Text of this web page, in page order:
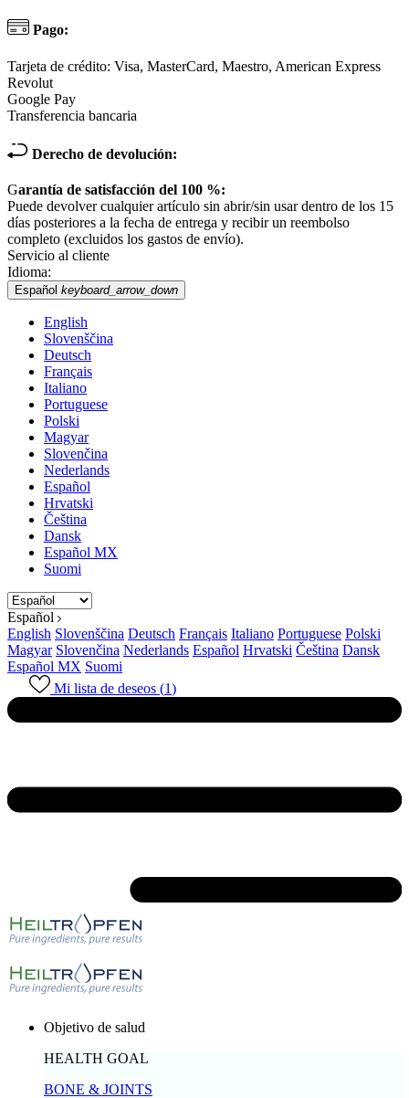
Pago:
Tarjeta de crédito: Visa, MasterCard, Maestro, American Express
Revolut
Google Pay
Transferencia bancaria
Derecho de devolución:
Garantía de satisfacción del 100 %:
Puede devolver cualquier artículo sin abrir/sin usar dentro de los 15
días posteriores a la fecha de entrega y recibir un reembolso
completo (excluidos los gastos de envío).
Servicio al cliente
Idioma:
Español keyboard_arrow_down
English
Slovenščina
Deutsch
Français
Italiano
Portuguese
Polski
Magyar
Slovenčina
Nederlands
Español
Hrvatski
Čeština
Dansk
Español MX
Suomi
Español
English Slovenščina Deutsch Français Italiano Portuguese Polski
Magyar Slovenčina Nederlands Español Hrvatski Čeština Dansk
Español MX Suomi
Mi lista de deseos (1)
Objetivo de salud
HEALTH GOAL
BONE & JOINTS